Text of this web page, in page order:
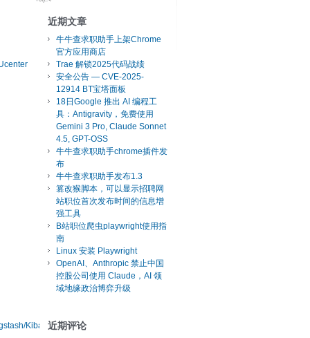
Kibana
近期文章
牛牛查求职助手上架Chrome
官方应用商店
Trae 解锁2025代码战绩
安全公告 — CVE-2025-
12914 BT宝塔面板
18日Google 推出 AI 编程工
具：Antigravity，免费使用
Gemini 3 Pro, Claude Sonnet
4.5, GPT-OSS
牛牛查求职助手chrome插件发
布
牛牛查求职助手发布1.3
篡改猴脚本，可以显示招聘网
站职位首次发布时间的信息增
强工具
B站职位爬虫playwright使用指
南
Linux 安装 Playwright
OpenAI、Anthropic 禁止中国
控股公司使用 Claude，AI 领
域地缘政治博弈升级
近期评论